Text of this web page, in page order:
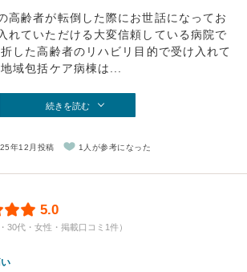
高齢者が転倒した際にお世話になってお
れていただける大変信頼している病院で
した高齢者のリハビリ目的で受け入れて
域包括ケア病棟は...
続きを読む
年12月投稿 1人が参考になった
5.0
30代・女性・掲載口コミ1件）